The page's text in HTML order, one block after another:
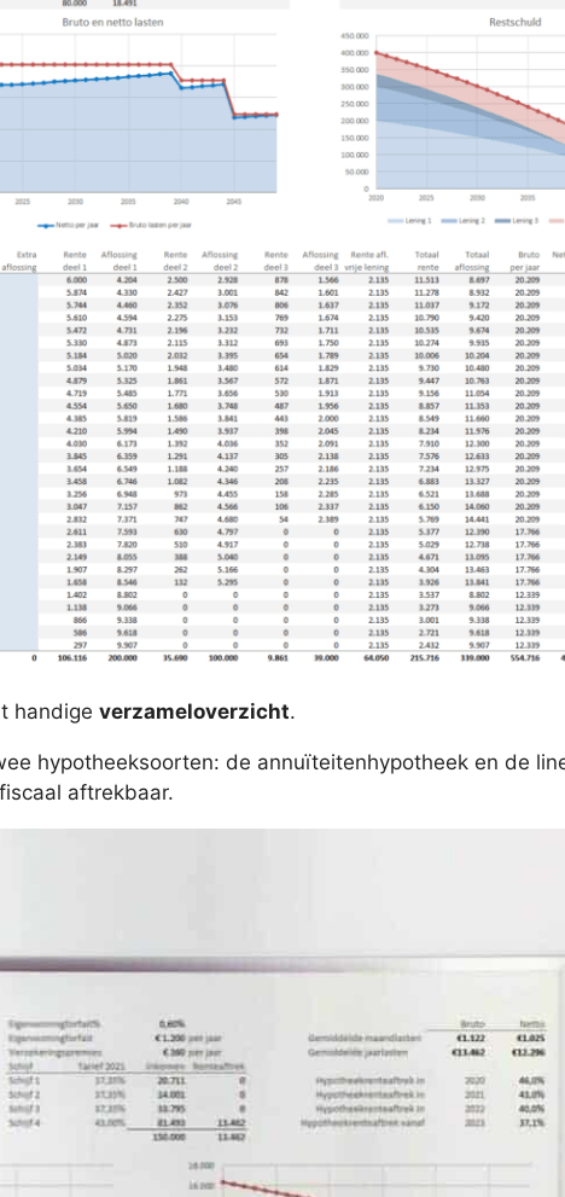
handige verzameloverzicht.
hypotheeksoorten: de annuïteitenhypotheek en de
aftrekbaar.